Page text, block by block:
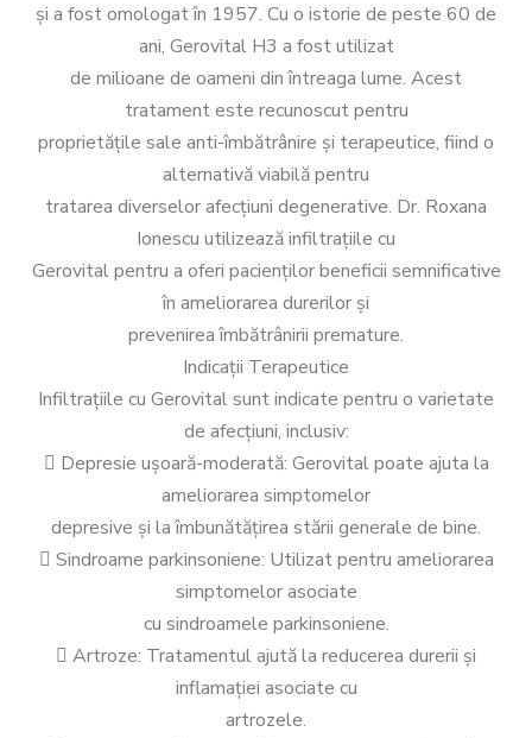
și a fost omologat în 1957. Cu o istorie de peste 60 de
ani, Gerovital H3 a fost utilizat
de milioane de oameni din întreaga lume. Acest
tratament este recunoscut pentru
proprietățile sale anti-îmbătrânire și terapeutice, fiind o
alternativă viabilă pentru
tratarea diverselor afecțiuni degenerative. Dr. Roxana
Ionescu utilizează infiltrațiile cu
Gerovital pentru a oferi pacienților beneficii semnificative
în ameliorarea durerilor și
prevenirea îmbătrânirii premature.
Indicații Terapeutice
Infiltrațiile cu Gerovital sunt indicate pentru o varietate
de afecțiuni, inclusiv:
 Depresie ușoară-moderată: Gerovital poate ajuta la
ameliorarea simptomelor
depresive și la îmbunătățirea stării generale de bine.
 Sindroame parkinsoniene: Utilizat pentru ameliorarea
simptomelor asociate
cu sindroamele parkinsoniene.
 Artroze: Tratamentul ajută la reducerea durerii și
inflamației asociate cu
artrozele.